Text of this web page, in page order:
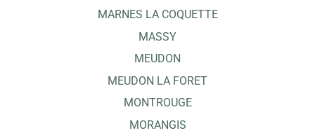
MARNES LA COQUETTE
MASSY
MEUDON
MEUDON LA FORET
MONTROUGE
MORANGIS